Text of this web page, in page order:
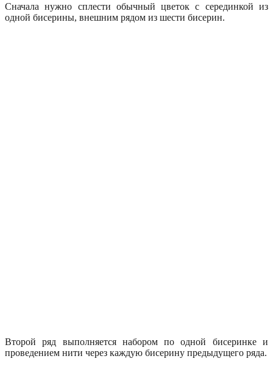
Сначала нужно сплести обычный цветок с серединкой из
одной бисерины, внешним рядом из шести бисерин.
Второй ряд выполняется набором по одной бисеринке и
проведением нити через каждую бисерину предыдущего ряда.